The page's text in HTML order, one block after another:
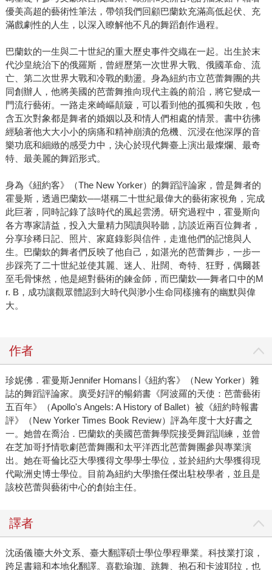
優美高超的藝術性筆法，帶領我們回顧巴蘭欽充滿高低起伏、充
滿戲劇性的人生，以深入瞭解他不凡的舞蹈創作過程。
巴蘭欽的一生與二十世紀的重大歷史事件交織在一起。出生於末
代沙皇統治下的俄羅斯，曾經歷第一次世界大戰、俄國革命、流
亡、第二次世界大戰和冷戰的動盪。身為紐約市立芭蕾舞團的共
同創辦人，他將美國的芭蕾舞推向現代主義的前沿，將它變成一
門流行藝術。一路走來崎嶇顛簸，可以看到他的孤獨和失敗，包
含五次對象都是舞者的婚姻以及和情人們相處的情景。書中彷彿
經驗著他大大小小的病痛和精神崩潰的危機、沉浸在他深厚的音
樂功底和細緻的感受力中，決心於現代舞臺上演出最燦爛、最奇
特、最美麗的舞蹈形式。
身為《紐約客》（The New Yorker）的舞蹈評論家，曾是舞者的
霍曼斯，透過巴蘭欽──堪稱二十世紀最偉大的藝術家視角，完成
此巨著，同時記錄了該時代的風起雲湧。研究過程中，霍曼斯向
各方專家請益，投入大量精力閱讀與聆聽，訪談近兩百位舞者，
分享珍稀日記、照片、家庭錄影與信件，走進他們的記憶與人
生。巴蘭欽的舞者們反映了他自己，如湛光的芭蕾舞步，一步一
步踩亮了二十世紀並使其麗、迷人、壯闊、奇特、狂野，偶爾甚
至毛骨悚然，他是絕對藝術的鍊金師，而巴蘭欽──舞者口中的M
r. B，成功讓觀眾體認到大時代與渺小生命同樣擁有的幽默與偉
大。
作者
珍妮佛．霍曼斯Jennifer Homans∣《紐約客》（New Yorker）雜
誌的舞蹈評論家。廣受好評的暢銷書《阿波羅的天使：芭蕾藝術
五百年》（Apollo's Angels: A History of Ballet）被《紐約時報書
評》（New Yorker Times Book Review）評為年度十大好書之
一。她曾在喬治．巴蘭欽的美國芭蕾舞學院接受舞蹈訓練，並曾
在芝加哥抒情歌劇芭蕾舞團和太平洋西北芭蕾舞團參與專業演
出。她在哥倫比亞大學獲得文學學士學位，並於紐約大學獲得現
代歐洲史博士學位。目前為紐約大學擔任傑出駐校學者，並且是
該校芭蕾與藝術中心的創始主任。
譯者
沈函儀∣臺大外文系、臺大翻譯碩士學位學程畢業。科技業打滾，
跨足書籍和本地化翻譯。喜歡瑜珈、跳舞、抱石和卡波耶拉，也